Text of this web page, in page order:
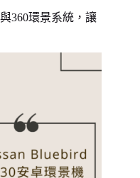
360環景系統，讓